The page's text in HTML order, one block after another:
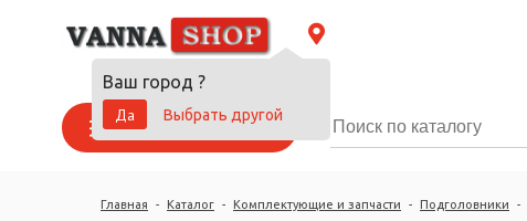
Ваш город ?
Да
Выбрать другой
Каталог товаров
Главная - Каталог - Комплектующие и запчасти - Подголовники -